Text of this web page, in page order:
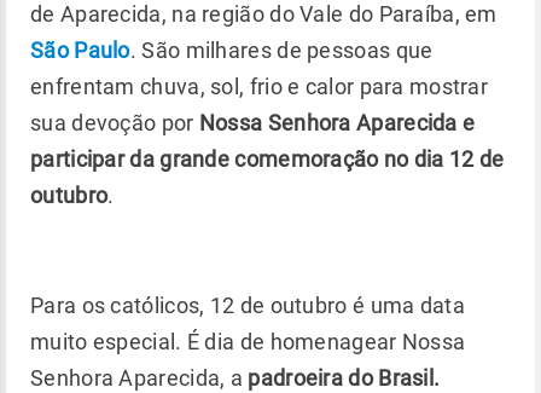
de Aparecida, na região do Vale do Paraíba, em
São Paulo. São milhares de pessoas que
enfrentam chuva, sol, frio e calor para mostrar
sua devoção por Nossa Senhora Aparecida e
participar da grande comemoração no dia 12 de
outubro.
Para os católicos, 12 de outubro é uma data
muito especial. É dia de homenagear Nossa
Senhora Aparecida, a padroeira do Brasil.